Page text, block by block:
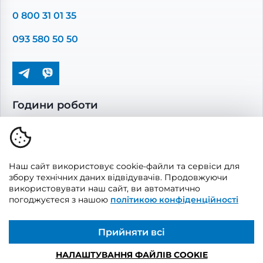
Дверцята ревізійні
0 800 31 01 35
093 580 50 50
Години роботи
Сб-Нд: вихідні
Наш сайт використовує cookie-файли та сервіси для
збору технічних даних відвідувачів. Продовжуючи
використовувати наш сайт, ви автоматично
погоджуєтеся з нашою політикою конфіденційності
НАЛАШТУВАННЯ ФАЙЛІВ COOKIE
Прийняти всі